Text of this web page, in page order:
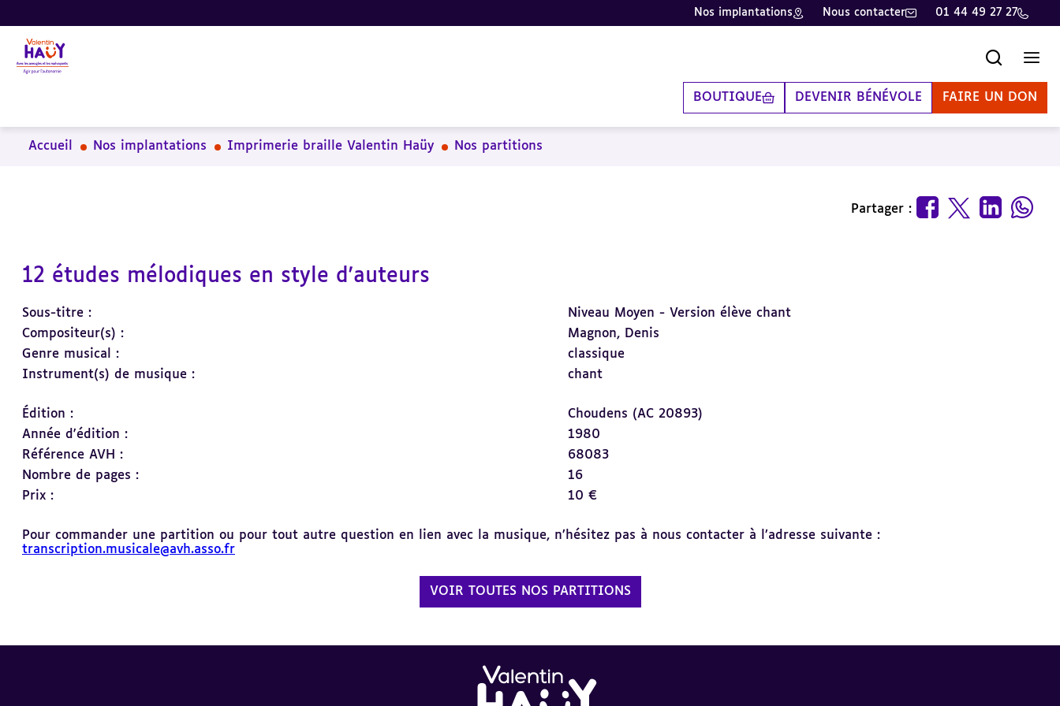
Aller
au
contenu
principal
Aller
au
pied
de
Aller
à
la
recherche
Nos implantations Nous contacter 01 44 49 27 27
BOUTIQUE DEVENIR BÉNÉVOLE FAIRE UN DON
Accueil Nos implantations Imprimerie braille Valentin Haüy Nos partitions
Partager :
12 études mélodiques en style d'auteurs
Sous-titre :
Niveau Moyen - Version élève chant
Compositeur(s) :
Magnon, Denis
Genre musical :
classique
Instrument(s) de musique :
chant
Édition :
Choudens (AC 20893)
Année d'édition :
1980
Référence AVH :
68083
Nombre de pages :
16
Prix :
10 €
Pour commander une partition ou pour tout autre question en lien avec la musique, n’hésitez pas à nous contacter à l’adresse suivante :
transcription.musicale@avh.asso.fr
VOIR TOUTES NOS PARTITIONS